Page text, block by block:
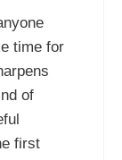
time for
of
first